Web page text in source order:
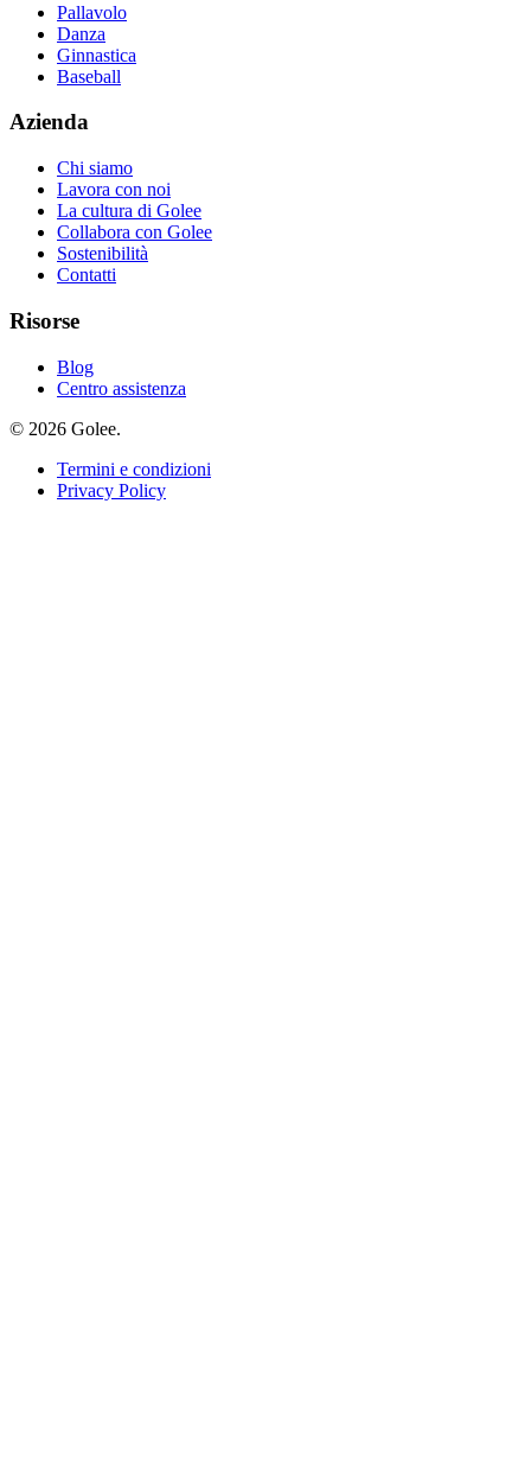
Pallavolo
Danza
Ginnastica
Baseball
Azienda
Chi siamo
Lavora con noi
La cultura di Golee
Collabora con Golee
Sostenibilità
Contatti
Risorse
Blog
Centro assistenza
© 2026 Golee.
Termini e condizioni
Privacy Policy